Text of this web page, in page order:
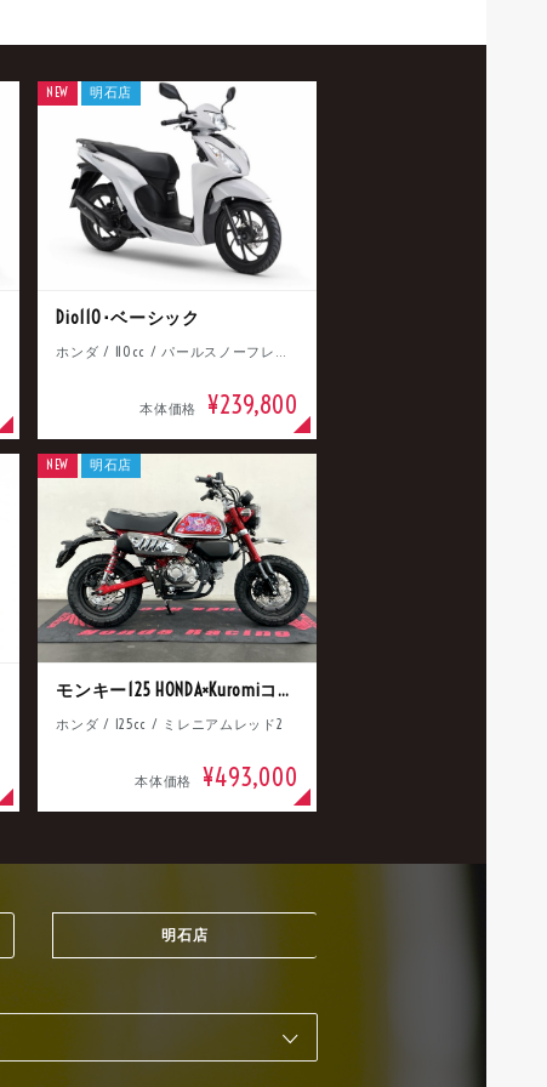
Dio110･ベーシック
ホンダ / 110cc / パールスノーフレークホワイト
本体価格 ¥239,800
NEW 明石店
モンキー125 HONDA×Kuromiコラボ
ホンダ / 125cc / ミレニアムレッド2
本体価格 ¥493,000
NEW 明石店
明石店